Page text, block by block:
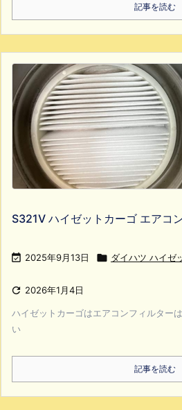
記事を読む
S321V ハイゼットカーゴ エアコ
 2025年9月13日  ダイハツ ハイゼ
 2026年1月4日
ハイゼットカーゴはエアコンフィルター
い
記事を読む